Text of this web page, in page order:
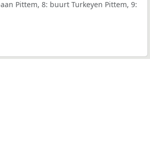
Pittem, 8: buurt Turkeyen Pittem, 9: